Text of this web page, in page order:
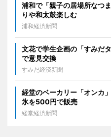
浦和で「親子の居場所なつ
りや和太鼓楽しむ
浦和経済新聞
文花で学生企画の「すみだ
で意見交換
すみだ経済新聞
経堂のベーカリー「オンカ
氷を500円で販売
経堂経済新聞